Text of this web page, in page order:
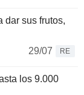
dar sus frutos,
29/07
RE
los 9.000